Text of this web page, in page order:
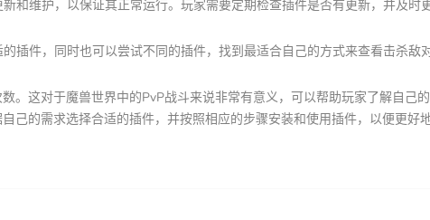
和维护，以保证其正常运行。玩家需要定期检查插件是否有更新，并及时
插件，同时也可以尝试不同的插件，找到最适合自己的方式来查看击杀敌
。这对于魔兽世界中的PvP战斗来说非常有意义，可以帮助玩家了解自己
己的需求选择合适的插件，并按照相应的步骤安装和使用插件，以便更好